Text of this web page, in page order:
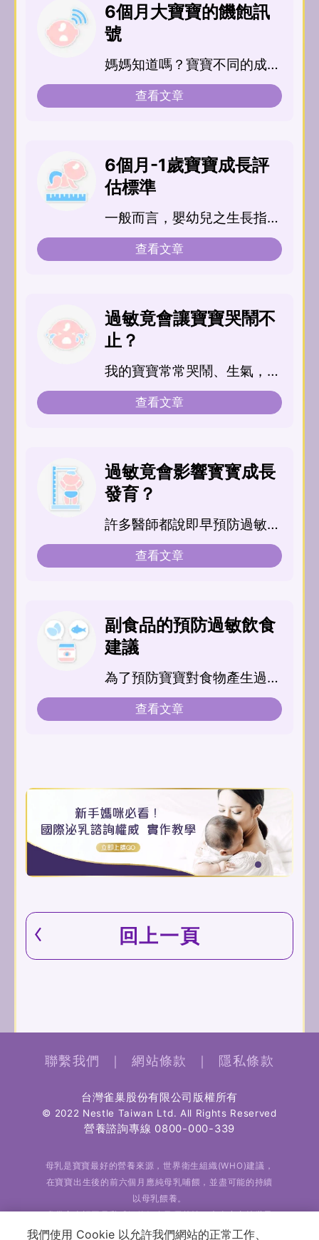
6個月大寶寶的饑飽訊
號
媽媽知道嗎？寶寶不同的成長
階段，他肚子餓跟吃飽都有不
同的表達方式，媽媽要...
查看文章
6個月-1歲寶寶成長評
估標準
一般而言，嬰幼兒之生長指標
若落在第97百分位及第3百分
位的兩曲線之間，都屬...
查看文章
過敏竟會讓寶寶哭鬧不
止？
我的寶寶常常哭鬧、生氣，本
以為是天生脾氣壞，後來才知
道是過敏惹的禍，並不...
查看文章
過敏竟會影響寳寳成長
發育？
許多醫師都說即早預防過敏，
可以幫助寶寶未來健康成長，
過敏跟寶寶的成長發育...
查看文章
副食品的預防過敏飲食
建議
為了預防寶寶對食物產生過
敏，我想要等他1、2歲以後再
接觸副食品，這樣對於...
查看文章
回上一頁
聯繫我們 ｜ 網站條款 ｜ 隱私條款
台灣雀巢股份有限公司版權所有
© 2022 Nestle Taiwan Ltd. All Rights Reserved
營養諮詢專線 0800-000-339
母乳是寶寶最好的營養來源，世界衛生組織(WHO)建議，
在寶寶出生後的前六個月應純母乳哺餵，並盡可能的持續
以母乳餵養。
衛生組織對於純母乳哺餵的建議。
我們使用 Cookie 以允許我們網站的正常工作、